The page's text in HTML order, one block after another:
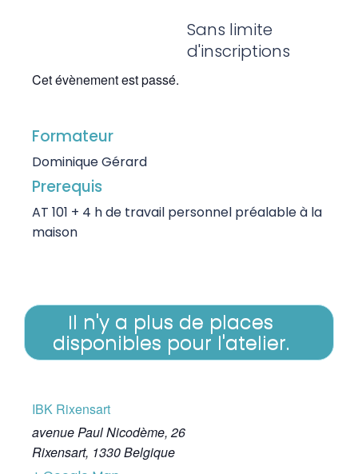
Sans limite
d'inscriptions
Cet évènement est passé.
Formateur
Dominique Gérard
Prerequis
AT 101 + 4 h de travail personnel préalable à la
maison
Il n'y a plus de places
disponibles pour l'atelier.
IBK Rixensart
avenue Paul Nicodème, 26
Rixensart, 1330Belgique